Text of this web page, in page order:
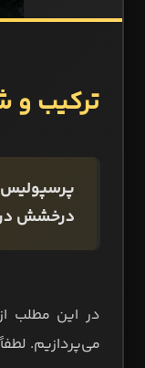
ترکیب و
درخشش در
در این مطلب
می‌پردازیم.